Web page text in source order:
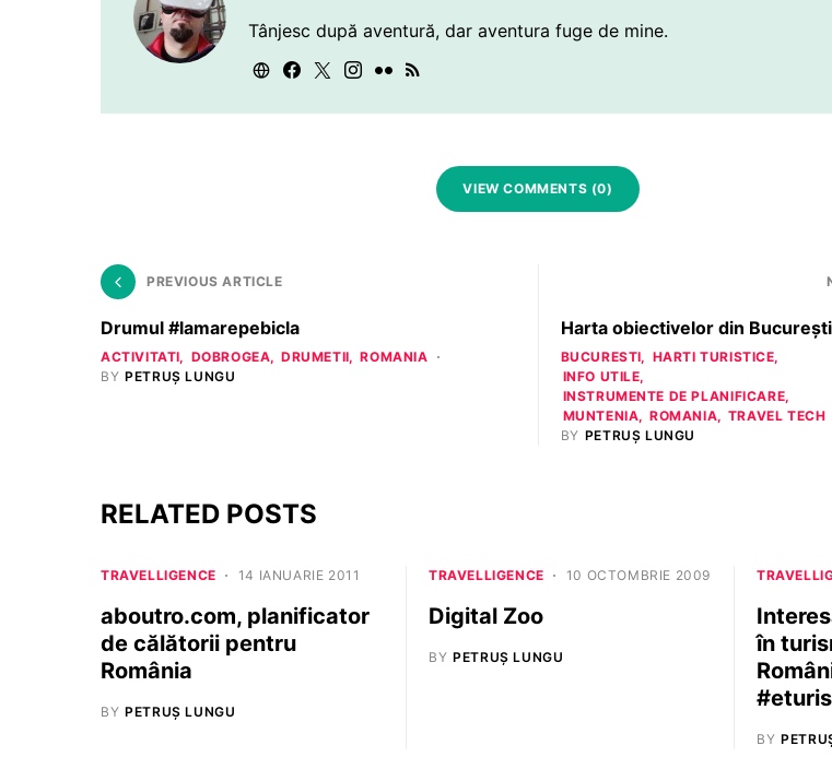
Tânjesc după aventură, dar aventura fuge de mine.
VIEW COMMENTS (0)
PREVIOUS ARTICLE
Drumul #lamarepebicla
ACTIVITATI DOBROGEA DRUMETII
ROMANIA
BY PETRUȘ LUNGU
Harta obiectivelor din Bucureşti
BUCURESTI
HARTI TURISTICE
INFO UTILE
INSTRUMENTE DE PLANIFICARE
MUNTENIA
ROMANIA
TRAVEL TECH
BY PETRUȘ LUNGU
RELATED POSTS
TRAVELLIGENCE 14 IANUARIE 2011
aboutro.com, planificator
de călătorii pentru
România
BY PETRUȘ LUNGU
TRAVELLIGENCE 10 OCTOMBRIE 2009
Digital Zoo
BY PETRUȘ LUNGU
în
BY